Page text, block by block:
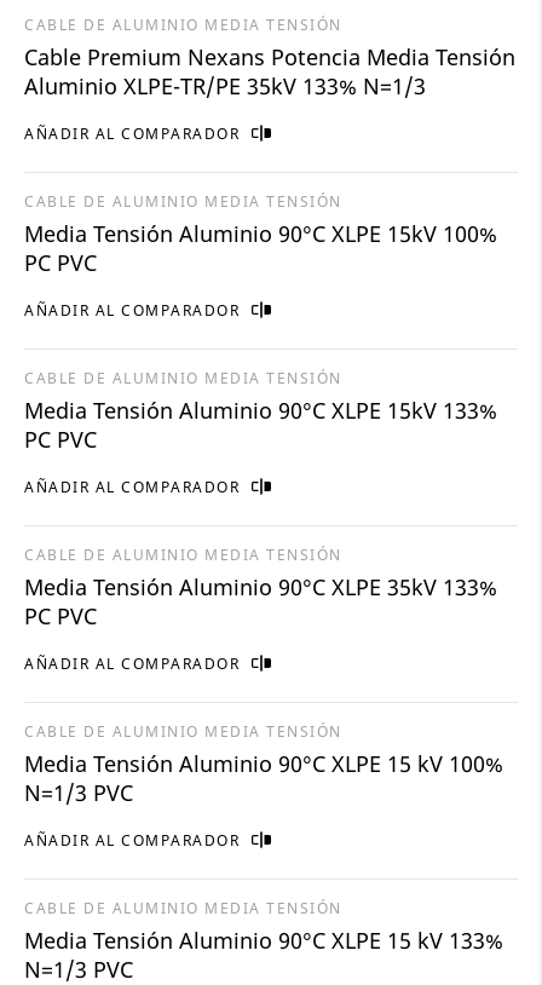
AÑADIR AL COMPARADOR
CABLE DE ALUMINIO MEDIA TENSIÓN
Cable Premium Nexans Potencia Media Tensión
Aluminio XLPE-TR/PE 35kV 133% N=1/3
AÑADIR AL COMPARADOR
CABLE DE ALUMINIO MEDIA TENSIÓN
Media Tensión Aluminio 90°C XLPE 15kV 100%
PC PVC
AÑADIR AL COMPARADOR
CABLE DE ALUMINIO MEDIA TENSIÓN
Media Tensión Aluminio 90°C XLPE 15kV 133%
PC PVC
AÑADIR AL COMPARADOR
CABLE DE ALUMINIO MEDIA TENSIÓN
Media Tensión Aluminio 90°C XLPE 35kV 133%
PC PVC
AÑADIR AL COMPARADOR
CABLE DE ALUMINIO MEDIA TENSIÓN
Media Tensión Aluminio 90°C XLPE 15 kV 100%
N=1/3 PVC
CABLE DE ALUMINIO MEDIA TENSIÓN
Media Tensión Aluminio 90°C XLPE 15 kV 133%
N=1/3 PVC